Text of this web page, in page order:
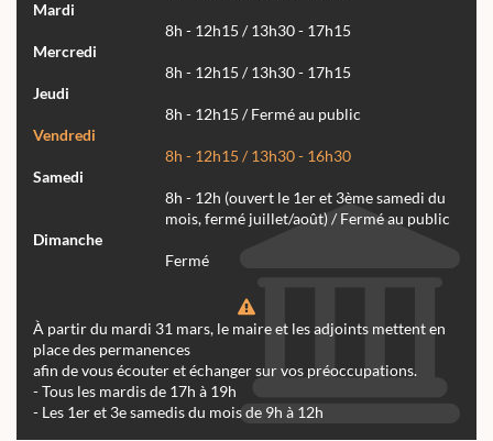
Mardi
8h - 12h15 / 13h30 - 17h15
Mercredi
8h - 12h15 / 13h30 - 17h15
Jeudi
8h - 12h15 / Fermé au public
Vendredi
8h - 12h15 / 13h30 - 16h30
Samedi
8h - 12h (ouvert le 1er et 3ème samedi du
mois, fermé juillet/août) / Fermé au public
Dimanche
Fermé
À partir du mardi 31 mars, le maire et les adjoints mettent en
place des permanences
afin de vous écouter et échanger sur vos préoccupations.
- Tous les mardis de 17h à 19h
- Les 1er et 3e samedis du mois de 9h à 12h